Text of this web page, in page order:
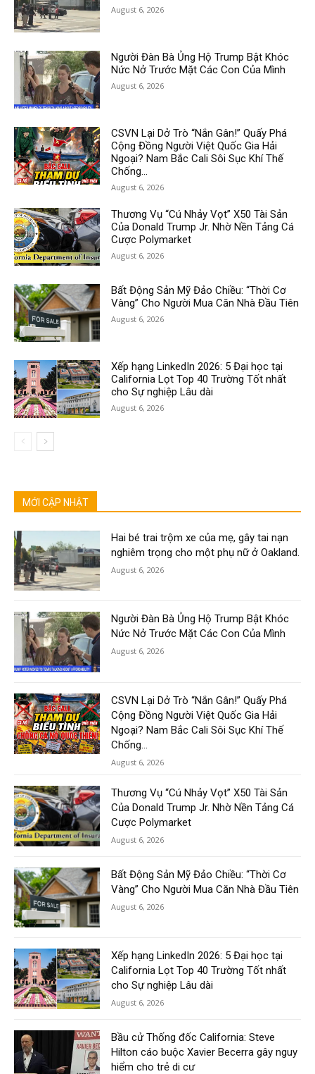
August 6, 2026
Người Đàn Bà Ủng Hộ Trump Bật Khóc
Nức Nở Trước Mặt Các Con Của Mình
August 6, 2026
CSVN Lại Dở Trò “Nắn Gân!” Quấy Phá
Cộng Đồng Người Việt Quốc Gia Hải
Ngoại? Nam Bắc Cali Sôi Sục Khí Thế
Chống...
August 6, 2026
Thương Vụ “Cú Nhảy Vọt” X50 Tài Sản
Của Donald Trump Jr. Nhờ Nền Tảng Cá
Cược Polymarket
August 6, 2026
Bất Động Sản Mỹ Đảo Chiều: “Thời Cơ
Vàng” Cho Người Mua Căn Nhà Đầu Tiên
August 6, 2026
Xếp hạng LinkedIn 2026: 5 Đại học tại
California Lọt Top 40 Trường Tốt nhất
cho Sự nghiệp Lâu dài
August 6, 2026
MỚI CẬP NHẬT
Hai bé trai trộm xe của mẹ, gây tai nạn
nghiêm trọng cho một phụ nữ ở Oakland.
August 6, 2026
Người Đàn Bà Ủng Hộ Trump Bật Khóc
Nức Nở Trước Mặt Các Con Của Mình
August 6, 2026
CSVN Lại Dở Trò “Nắn Gân!” Quấy Phá
Cộng Đồng Người Việt Quốc Gia Hải
Ngoại? Nam Bắc Cali Sôi Sục Khí Thế
Chống...
August 6, 2026
Thương Vụ “Cú Nhảy Vọt” X50 Tài Sản
Của Donald Trump Jr. Nhờ Nền Tảng Cá
Cược Polymarket
August 6, 2026
Bất Động Sản Mỹ Đảo Chiều: “Thời Cơ
Vàng” Cho Người Mua Căn Nhà Đầu Tiên
August 6, 2026
Xếp hạng LinkedIn 2026: 5 Đại học tại
California Lọt Top 40 Trường Tốt nhất
cho Sự nghiệp Lâu dài
August 6, 2026
Bầu cử Thống đốc California: Steve
Hilton cáo buộc Xavier Becerra gây nguy
hiểm cho trẻ di cư